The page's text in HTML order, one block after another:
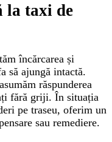
la taxi de
încărcarea și
să ajungă intactă.
răspunderea
fără griji. În situația
pe traseu, oferim un
sau remediere.